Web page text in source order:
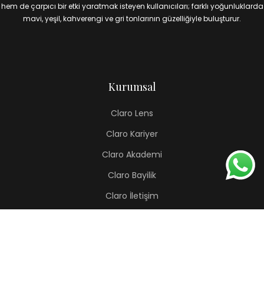
hem de çarpıcı bir etki yaratmak isteyen kullanıcıları; farklı yoğunluklarda
mavi, yeşil, kahverengi ve gri tonlarının güzelliğiyle buluşturur.
Kurumsal
Claro Lens
Claro Kariyer
Claro Akademi
Claro Bayilik
Claro İletişim